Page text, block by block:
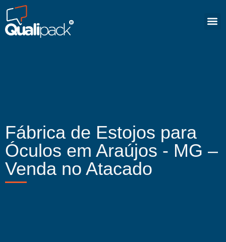
Fábrica de Estojos para
Óculos em Araújos - MG –
Venda no Atacado